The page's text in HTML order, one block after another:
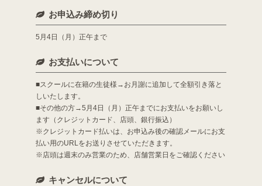
お申込み締め切り
5月4日（月）正午まで
お支払いについて
■スクールに在籍の生徒様→お月謝に追加して全額引き落と
しいたします。
■その他の方→5月4日（月）正午までにお支払いをお願いし
ます（クレジットカード、店頭、銀行振込）
※クレジットカード払いは、お申込み後の確認メールにお支
払い用のURLをお送りさせていただきます。
※店頭は週末のみ営業のため、店舗営業日をご確認ください
キャンセルについて